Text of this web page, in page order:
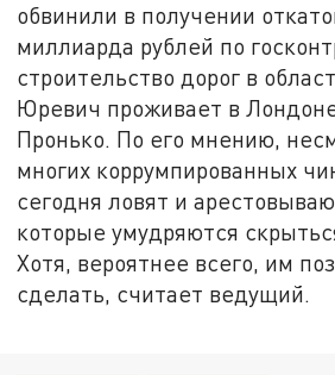
обвинили в получении
миллиарда рублей по
строительство дорог в
Юревич проживает в
Пронько. По его мнению,
многих коррумпированных
сегодня ловят и
которые умудряются
Хотя, вероятнее всего, им
сделать, считает ведущий.